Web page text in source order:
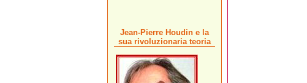
Jean-Pierre Houdin e la
sua rivoluzionaria teoria